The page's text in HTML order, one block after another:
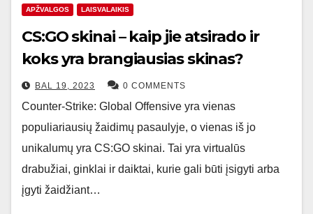
APŽVALGOS LAISVALAIKIS
CS:GO skinai – kaip jie atsirado ir
koks yra brangiausias skinas?
BAL 19, 2023 0 COMMENTS
Counter-Strike: Global Offensive yra vienas
populiariausių žaidimų pasaulyje, o vienas iš jo
unikalumų yra CS:GO skinai. Tai yra virtualūs
drabužiai, ginklai ir daiktai, kurie gali būti įsigyti arba
įgyti žaidžiant…